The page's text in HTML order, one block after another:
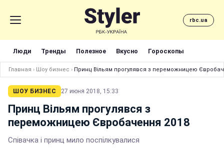
rbc.ua
Люди Тренды Полезное Вкусно Гороскопы
Главная › Шоу бизнес › Принц Вільям прогулявся з переможницею
ШОУ БИЗНЕС 27 июня 2018, 15:33
Принц Вільям прогулявся з
переможницею Євробачення 2018
Співачка і принц мило поспілкувалися